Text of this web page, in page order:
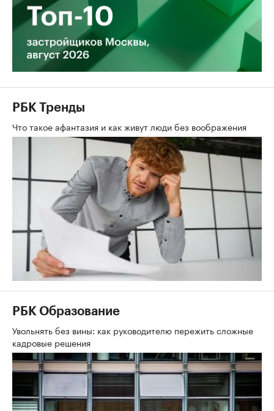
РБК Тренды
Что такое афантазия и как живут люди без воображения
РБК Образование
Увольнять без вины: как руководителю пережить сложные
кадровые решения